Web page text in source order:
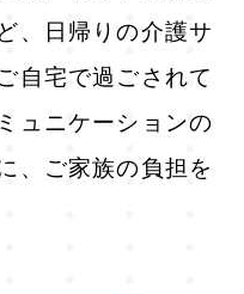
、日帰りの介護サ
自宅で過ごされて
ュニケーションの
、ご家族の負担を